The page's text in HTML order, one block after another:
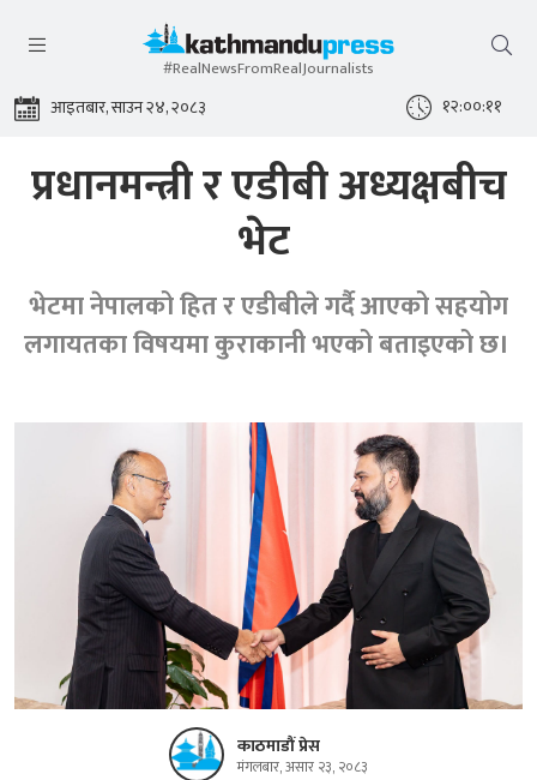
#RealNewsFromRealJournalists
आइतबार, साउन २४, २०८३ १२:००:१२
प्रधानमन्त्री र एडीबी अध्यक्षबीच
भेट
भेटमा नेपालको हित र एडीबीले गर्दै आएको सहयोग
लगायतका विषयमा कुराकानी भएको बताइएको छ।
काठमाडौं प्रेस
मंगलबार, असार २३, २०८३